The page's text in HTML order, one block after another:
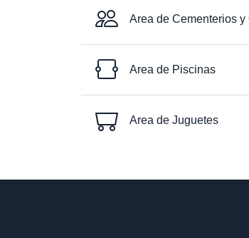
Area de Cementerios y
Area de Piscinas
Area de Juguetes